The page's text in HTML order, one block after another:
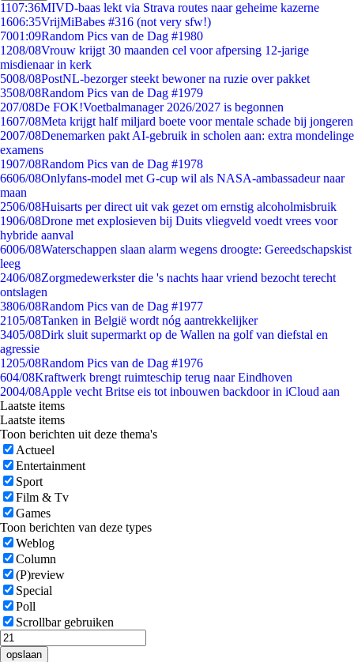
1107:36MIVD-baas lekt via Strava routes naar geheime kazerne
1606:35VrijMiBabes #316 (not very sfw!)
7001:09Random Pics van de Dag #1980
1208/08Vrouw krijgt 30 maanden cel voor afpersing 12-jarige
misdienaar in kerk
5008/08PostNL-bezorger steekt bewoner na ruzie over pakket
3508/08Random Pics van de Dag #1979
207/08De FOK!Voetbalmanager 2026/2027 is begonnen
1607/08Meta krijgt half miljard boete voor mentale schade bij jongeren
2007/08Denemarken pakt AI-gebruik in scholen aan: extra mondelinge
examens
1907/08Random Pics van de Dag #1978
6606/08Onlyfans-model met G-cup wil als NASA-ambassadeur naar
maan
2506/08Huisarts per direct uit vak gezet om ernstig alcoholmisbruik
1906/08Drone met explosieven bij Duits vliegveld voedt vrees voor
hybride aanval
6006/08Waterschappen slaan alarm wegens droogte: Gereedschapskist
leeg
2406/08Zorgmedewerkster die 's nachts haar vriend bezocht terecht
ontslagen
3806/08Random Pics van de Dag #1977
2105/08Tanken in België wordt nóg aantrekkelijker
3405/08Dirk sluit supermarkt op de Wallen na golf van diefstal en
agressie
1205/08Random Pics van de Dag #1976
604/08Kraftwerk brengt ruimteschip terug naar Eindhoven
2004/08Apple vecht Britse eis tot inbouwen backdoor in iCloud aan
Laatste items
Laatste items
Toon berichten uit deze thema's
Actueel
Entertainment
Sport
Film & Tv
Games
Toon berichten van deze types
Weblog
Column
(P)review
Special
Poll
Scrollbar gebruiken
opslaan